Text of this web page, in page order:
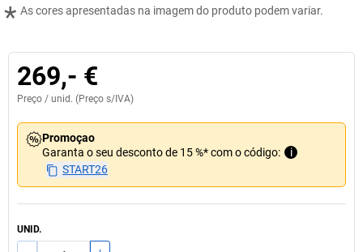
* As cores apresentadas na imagem do produto podem variar.
269,- €
Preço / unid. (Preço s/IVA)
Promoçao
Garanta o seu desconto de 15 %* com o código:
i
START26
UNID.